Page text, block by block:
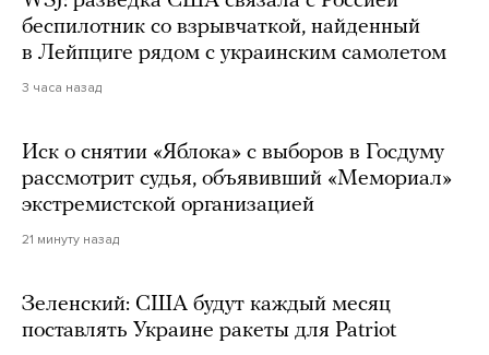
беспилотник со взрывчаткой, найденный
в Лейпциге рядом с украинским самолетом
3 часа назад
Иск о снятии «Яблока» с выборов в Госдуму
рассмотрит судья, объявивший «Мемориал»
экстремистской организацией
21 минуту назад
Зеленский: США будут каждый месяц
поставлять Украине ракеты для Patriot